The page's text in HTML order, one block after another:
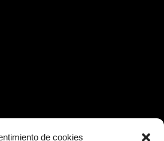
de cookies